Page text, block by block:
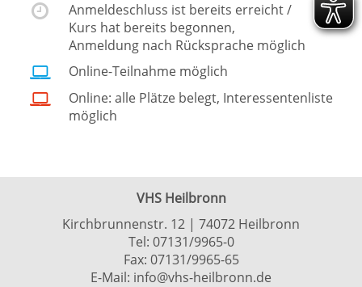
Anmeldeschluss ist bereits erreicht /
Kurs hat bereits begonnen,
Anmeldung nach Rücksprache möglich
Online-Teilnahme möglich
Online: alle Plätze belegt, Interessentenliste
möglich
VHS Heilbronn
Kirchbrunnenstr. 12 | 74072 Heilbronn
Tel: 07131/9965-0
Fax: 07131/9965-65
E-Mail: info@vhs-heilbronn.de